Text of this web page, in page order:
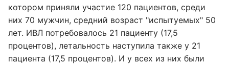
котором приняли участие 120 пациентов, среди
них 70 мужчин, средний возраст "испытуемых" 50
лет. ИВЛ потребовалось 21 пациенту (17,5
процентов), летальность наступила также у 21
пациента (17,5 процентов). И у всех из них были